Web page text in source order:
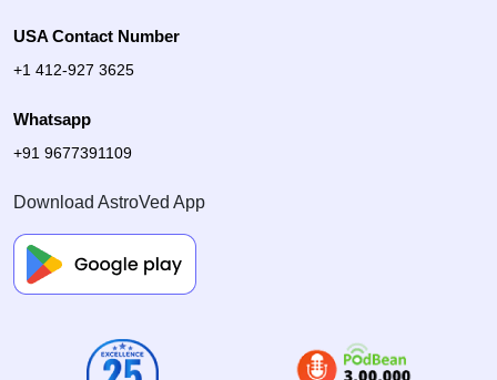
USA Contact Number
+1 412-927 3625
Whatsapp
+91 9677391109
Download AstroVed App